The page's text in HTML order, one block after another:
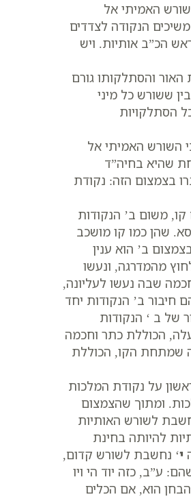
האמיתי אל
הנקודה לצדדים
הכ”ב אותיות. ויש
האור והסתלקותו גורם
ששורש כל מיני
הסתלקויות
השורש האמיתי אל
שהיא בחיה”ד
בצמצום הזה: נקודת
משום ב’ הנקודות
שהן כמו קו מושכב
ב’ הוא ענין
מהמדרגה, ונעשו
שבה נעשו לעליונה,
חיבור ב’ הנקודות יחד
של ב ‘ הנקודות
הכוללת כתר וחכמה
שמתחת הקו, הכוללת
על נקודת המלכות
ומתוך שהצמצום
לשורש האותיות
להיותה בחינת
י‘ נחשבת לשורש קדום,
ע”ב, כזה יוד הי ויו
הוא, אם הכלים